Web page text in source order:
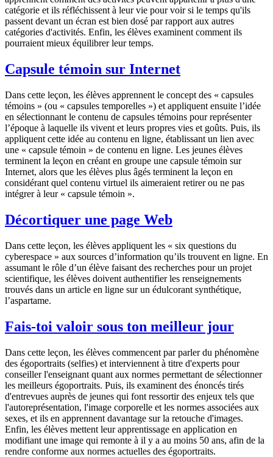
catégorie et ils réfléchissent à leur vie pour voir si le temps qu'ils
passent devant un écran est bien dosé par rapport aux autres
catégories d'activités. Enfin, les élèves examinent comment ils
pourraient mieux équilibrer leur temps.
Capsule témoin sur Internet
Dans cette leçon, les élèves apprennent le concept des « capsules
témoins » (ou « capsules temporelles ») et appliquent ensuite l’idée
en sélectionnant le contenu de capsules témoins pour représenter
l’époque à laquelle ils vivent et leurs propres vies et goûts. Puis, ils
appliquent cette idée au contenu en ligne, établissant un lien avec
une « capsule témoin » de contenu en ligne. Les jeunes élèves
terminent la leçon en créant en groupe une capsule témoin sur
Internet, alors que les élèves plus âgés terminent la leçon en
considérant quel contenu virtuel ils aimeraient retirer ou ne pas
intégrer à leur « capsule témoin ».
Décortiquer une page Web
Dans cette leçon, les élèves appliquent les « six questions du
cyberespace » aux sources d’information qu’ils trouvent en ligne. En
assumant le rôle d’un élève faisant des recherches pour un projet
scientifique, les élèves doivent authentifier les renseignements
trouvés dans un article en ligne sur un édulcorant synthétique,
l’aspartame.
Fais-toi valoir sous ton meilleur jour
Dans cette leçon, les élèves commencent par parler du phénomène
des égoportraits (selfies) et interviennent à titre d'experts pour
conseiller l'enseignant quant aux normes permettant de sélectionner
les meilleurs égoportraits. Puis, ils examinent des énoncés tirés
d'entrevues auprès de jeunes qui font ressortir des enjeux tels que
l'autoreprésentation, l'image corporelle et les normes associées aux
sexes, et ils en apprennent davantage sur la retouche d'images.
Enfin, les élèves mettent leur apprentissage en application en
modifiant une image qui remonte à il y a au moins 50 ans, afin de la
rendre conforme aux normes actuelles des égoportraits.